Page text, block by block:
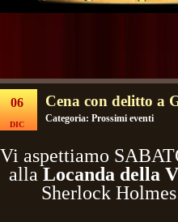
06
DIC
Cena con delitto a
Categoria: Prossimi eventi
Vi aspettiamo
alla Locanda della
Sherlock